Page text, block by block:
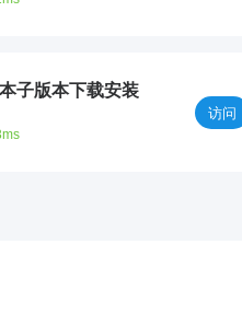
子版本下载安装
访问